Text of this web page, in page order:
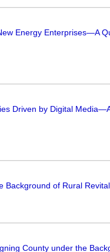
Energy Enterprises—A
Driven by Digital
Background of Rural
County under the